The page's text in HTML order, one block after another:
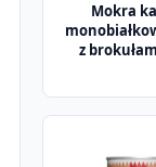
Mokra
z